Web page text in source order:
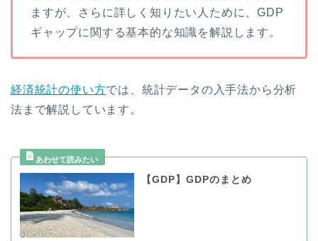
ますが、さらに詳しく知りたい人ために、GDP
ギャップに関する基本的な知識を解説します。
経済統計の使い方では、統計データの入手法から分析
法まで解説しています。
【GDP】GDPのまとめ